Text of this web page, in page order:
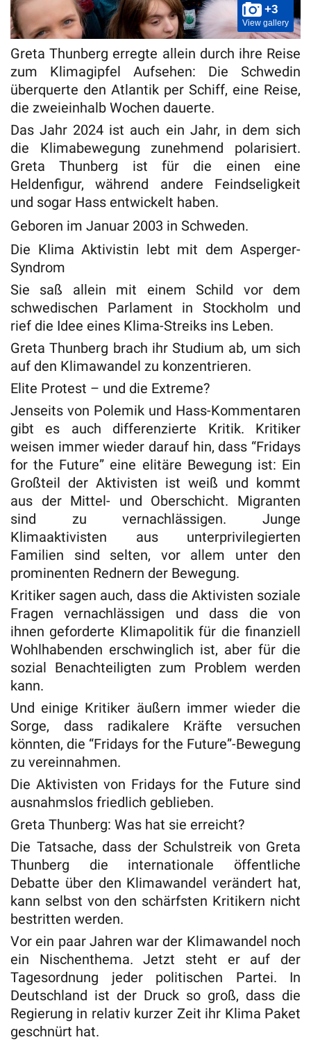
+3
View gallery
Greta Thunberg erregte allein durch ihre Reise
zum Klimagipfel Aufsehen: Die Schwedin
überquerte den Atlantik per Schiff, eine Reise,
die zweieinhalb Wochen dauerte.
Das Jahr 2024 ist auch ein Jahr, in dem sich
die Klimabewegung zunehmend polarisiert.
Greta Thunberg ist für die einen eine
Heldenfigur, während andere Feindseligkeit
und sogar Hass entwickelt haben.
Geboren im Januar 2003 in Schweden.
Die Klima Aktivistin lebt mit dem Asperger-
Syndrom
Sie saß allein mit einem Schild vor dem
schwedischen Parlament in Stockholm und
rief die Idee eines Klima-Streiks ins Leben.
Greta Thunberg brach ihr Studium ab, um sich
auf den Klimawandel zu konzentrieren.
Elite Protest – und die Extreme?
Jenseits von Polemik und Hass-Kommentaren
gibt es auch differenzierte Kritik. Kritiker
weisen immer wieder darauf hin, dass “Fridays
for the Future” eine elitäre Bewegung ist: Ein
Großteil der Aktivisten ist weiß und kommt
aus der Mittel- und Oberschicht. Migranten
sind zu vernachlässigen. Junge
Klimaaktivisten aus unterprivilegierten
Familien sind selten, vor allem unter den
prominenten Rednern der Bewegung.
Kritiker sagen auch, dass die Aktivisten soziale
Fragen vernachlässigen und dass die von
ihnen geforderte Klimapolitik für die finanziell
Wohlhabenden erschwinglich ist, aber für die
sozial Benachteiligten zum Problem werden
kann.
Und einige Kritiker äußern immer wieder die
Sorge, dass radikalere Kräfte versuchen
könnten, die “Fridays for the Future”-Bewegung
zu vereinnahmen.
Die Aktivisten von Fridays for the Future sind
ausnahmslos friedlich geblieben.
Greta Thunberg: Was hat sie erreicht?
Die Tatsache, dass der Schulstreik von Greta
Thunberg die internationale öffentliche
Debatte über den Klimawandel verändert hat,
kann selbst von den schärfsten Kritikern nicht
bestritten werden.
Vor ein paar Jahren war der Klimawandel noch
ein Nischenthema. Jetzt steht er auf der
Tagesordnung jeder politischen Partei. In
Deutschland ist der Druck so groß, dass die
Regierung in relativ kurzer Zeit ihr Klima Paket
geschnürt hat.